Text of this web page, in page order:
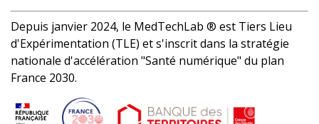
Depuis janvier 2024, le MedTechLab ® est Tiers Lieu
d'Expérimentation (TLE) et s'inscrit dans la stratégie
nationale d'accélération "Santé numérique" du plan
France 2030.